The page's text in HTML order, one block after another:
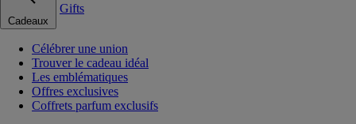
Cadeaux
Gifts
Célébrer une union
Trouver le cadeau idéal
Les emblématiques
Offres exclusives
Coffrets parfum exclusifs